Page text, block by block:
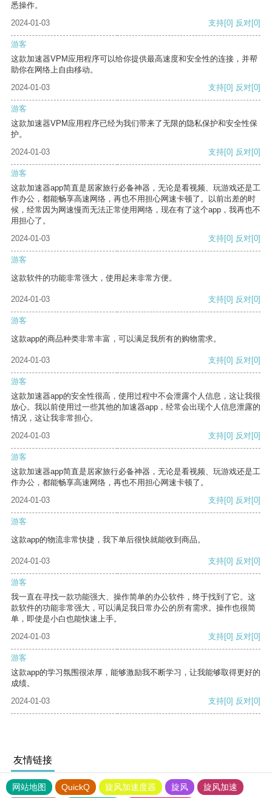
悉操作。
2024-01-03
支持[0] 反对[0]
游客
这款加速器VPM应用程序可以给你提供最高速度和安全性的连接，并帮
助你在网络上自由移动。
2024-01-03
支持[0] 反对[0]
游客
这款加速器VPM应用程序已经为我们带来了无限的隐私保护和安全性保
护。
2024-01-03
支持[0] 反对[0]
游客
这款加速器app简直是居家旅行必备神器，无论是看视频、玩游戏还是工
作办公，都能畅享高速网络，再也不用担心网速卡顿了。以前出差的时
候，经常因为网速慢而无法正常使用网络，现在有了这个app，我再也不
用担心了。
2024-01-03
支持[0] 反对[0]
游客
这款软件的功能非常强大，使用起来非常方便。
2024-01-03 支持[0] 反对[0]
游客
这款app的商品种类非常丰富，可以满足我所有的购物需求。
2024-01-03 支持[0] 反对[0]
游客
这款加速器app的安全性很高，使用过程中不会泄露个人信息，这让我很
放心。我以前使用过一些其他的加速器app，经常会出现个人信息泄露的
情况，这让我非常担心。
2024-01-03
支持[0] 反对[0]
游客
这款加速器app简直是居家旅行必备神器，无论是看视频、玩游戏还是工
作办公，都能畅享高速网络，再也不用担心网速卡顿了。
2024-01-03
支持[0] 反对[0]
游客
这款app的物流非常快捷，我下单后很快就能收到商品。
2024-01-03 支持[0] 反对[0]
游客
我一直在寻找一款功能强大、操作简单的办公软件，终于找到了它。这
款软件的功能非常强大，可以满足我日常办公的所有需求。操作也很简
单，即使是小白也能快速上手。
2024-01-03
支持[0] 反对[0]
游客
这款app的学习氛围很浓厚，能够激励我不断学习，让我能够取得更好的
成绩。
2024-01-03
支持[0] 反对[0]
友情链接
网站地图 QuickQ 旋风加速度器 旋风 旋风加速